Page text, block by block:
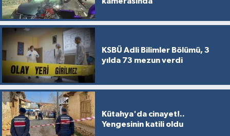
KSBÜ Adli Bilimler Bölümü, 3
yılda 73 mezun verdi
Kütahya'da cinayet!..
Yengesinin katili oldu